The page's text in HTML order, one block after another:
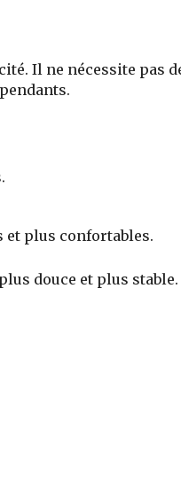
Il ne nécessite pas
plus confortables.
douce et plus